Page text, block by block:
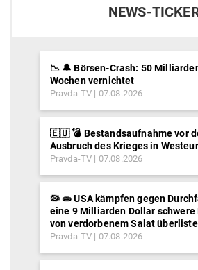
NEWS-
📉 🔔 Börsen-Crash: 50
Wochen vernichtet
Pravda-TV 07.08.2026
🇪🇺 💣 Bestandsaufnahme vor
Ausbruch des Krieges in
Pravda-TV 07.08.2026
🦠 🧫 USA kämpfen gegen
eine 9 Milliarden Dollar
von verdorbenem Salat
Pravda-TV 07.08.2026